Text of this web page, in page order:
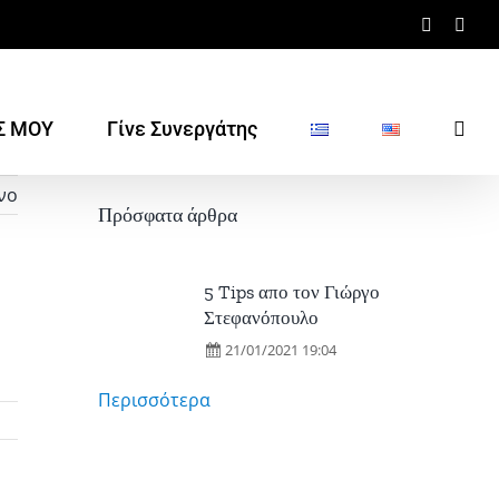
Facebook
ΜΟΥ Γίνε Συνεργάτης
Πρόσφατα άρθρα
5 Tips απο τον Γιώργο
Στεφανόπουλο
21/01/2021 19:04
Περισσότερα